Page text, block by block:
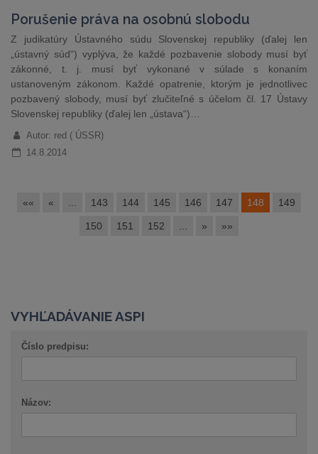
Porušenie práva na osobnú slobodu
Z judikatúry Ústavného súdu Slovenskej republiky (ďalej len
„ústavný súd“) vyplýva, že každé pozbavenie slobody musí byť
zákonné, t. j. musí byť vykonané v súlade s konaním
ustanoveným zákonom. Každé opatrenie, ktorým je jednotlivec
pozbavený slobody, musí byť zlučiteľné s účelom čl. 17 Ústavy
Slovenskej republiky (ďalej len „ústava“)…
Autor: red ( ÚSSR)
14.8.2014
«« « 143 144 145 146 147 148 149
150 151 152 » »»
VYHĽADÁVANIE ASPI
Číslo predpisu:
Názov: